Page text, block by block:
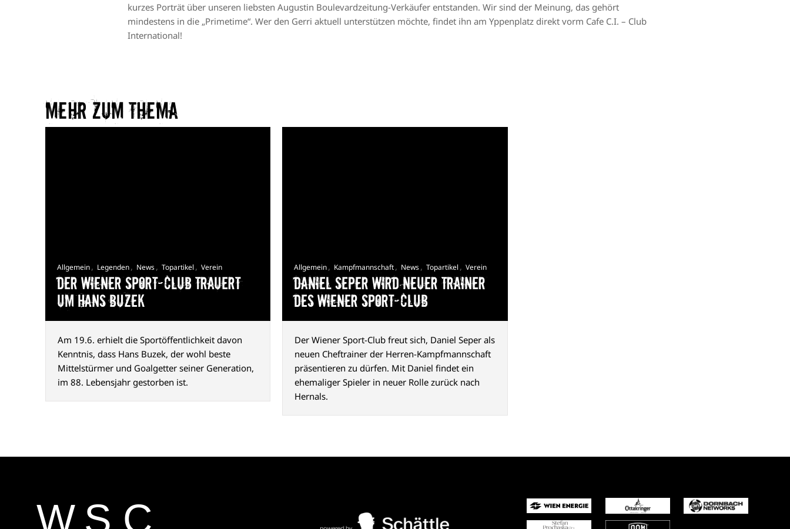
kurzes Porträt über unseren liebsten Augustin Boulevardzeitung-Verkäufer entstanden. Wir sind der Meinung, das gehört
mindestens in die „Primetime“. Wer den Gerri aktuell unterstützen möchte, findet ihn am Yppenplatz direkt vorm Cafe C.I. – Club
International!
Mehr zum Thema​
Allgemein, Legenden, News, Topartikel , Verein
Der Wiener Sport-Club trauert
um Hans Buzek
Am 19.6. erhielt die Sportöffentlichkeit davon
Kenntnis, dass Hans Buzek, der wohl beste
Mittelstürmer und Goalgetter seiner Generation,
im 88. Lebensjahr gestorben ist.
Allgemein, Kampfmannschaft, News, Topartikel , Verein
Daniel Seper wird neuer Trainer
des Wiener Sport-Club
Der Wiener Sport-Club freut sich, Daniel Seper als
neuen Cheftrainer der Herren-Kampfmannschaft
präsentieren zu dürfen. Mit Daniel findet ein
ehemaliger Spieler in neuer Rolle zurück nach
Hernals.
W.S.C.